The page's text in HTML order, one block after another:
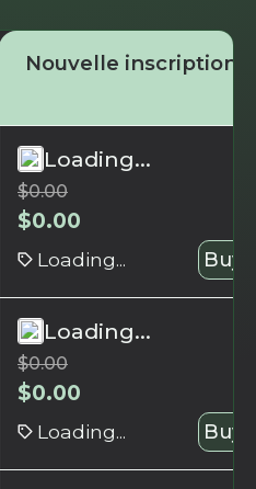
Nouvelle inscription
Loading...
$0.00
$0.00
Loading... Buy
Loading...
$0.00
$0.00
Loading... Buy